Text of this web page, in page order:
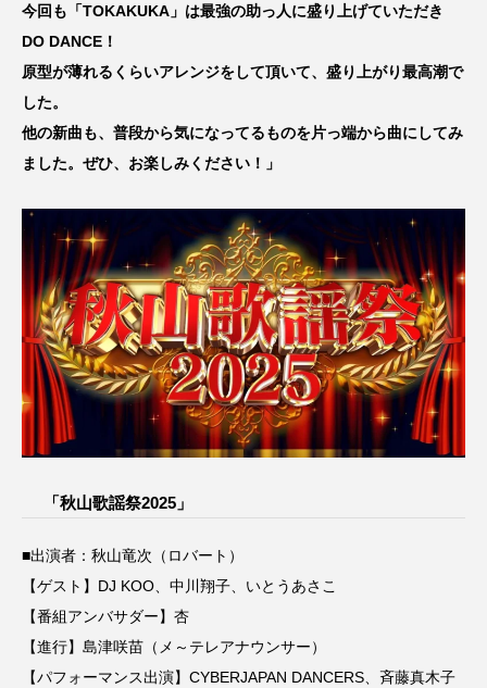
今回も「TOKAKUKA」は最強の助っ人に盛り上げていただき
DO DANCE！
原型が薄れるくらいアレンジをして頂いて、盛り上がり最高潮で
した。
他の新曲も、普段から気になってるものを片っ端から曲にしてみ
ました。ぜひ、お楽しみください！」
「秋山歌謡祭2025」
■出演者：秋山竜次（ロバート）
【ゲスト】DJ KOO、中川翔子、いとうあさこ
【番組アンバサダー】杏
【進行】島津咲苗（メ～テレアナウンサー）
【パフォーマンス出演】CYBERJAPAN DANCERS、斉藤真木子